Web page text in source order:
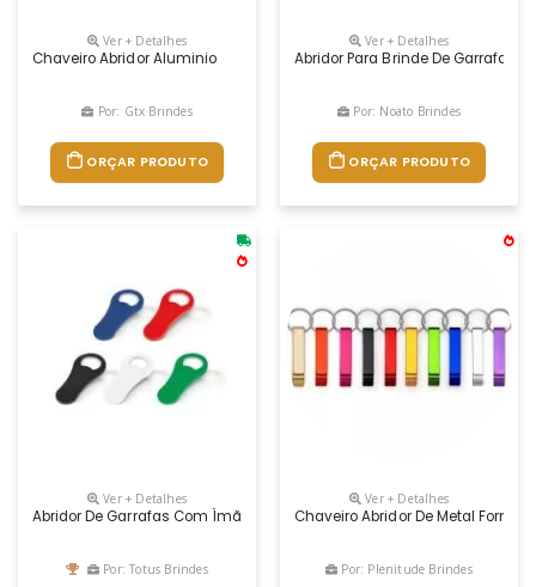
Ver + Detalhes
Chaveiro Abridor Aluminio
Por: Gtx Brindes
ORÇAR PRODUTO
Ver + Detalhes
Abridor Para Brinde De Garrafa
Por: Noato Brindes
ORÇAR PRODUTO
Ver + Detalhes
Abridor De Garrafas Com Ímã Produzido Em Material Resistente,
Por: Totus Brindes
Ver + Detalhes
Chaveiro Abridor De Metal
Por: Plenitude Brindes